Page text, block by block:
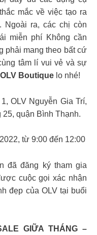
mắc về việc tạo ra
Ngoài ra, các chị còn
miễn phí Không cần
phải mang theo bất cứ
tâm lí vui vẻ và sự
OLV Boutique lo nhé!
OLV Nguyễn Gia Trí,
quận Bình Thạnh.
từ 9:00 đến 12:00
đã đăng ký tham gia
cuộc gọi xác nhận
đẹp của OLV tại buổi
GIỮA THÁNG –